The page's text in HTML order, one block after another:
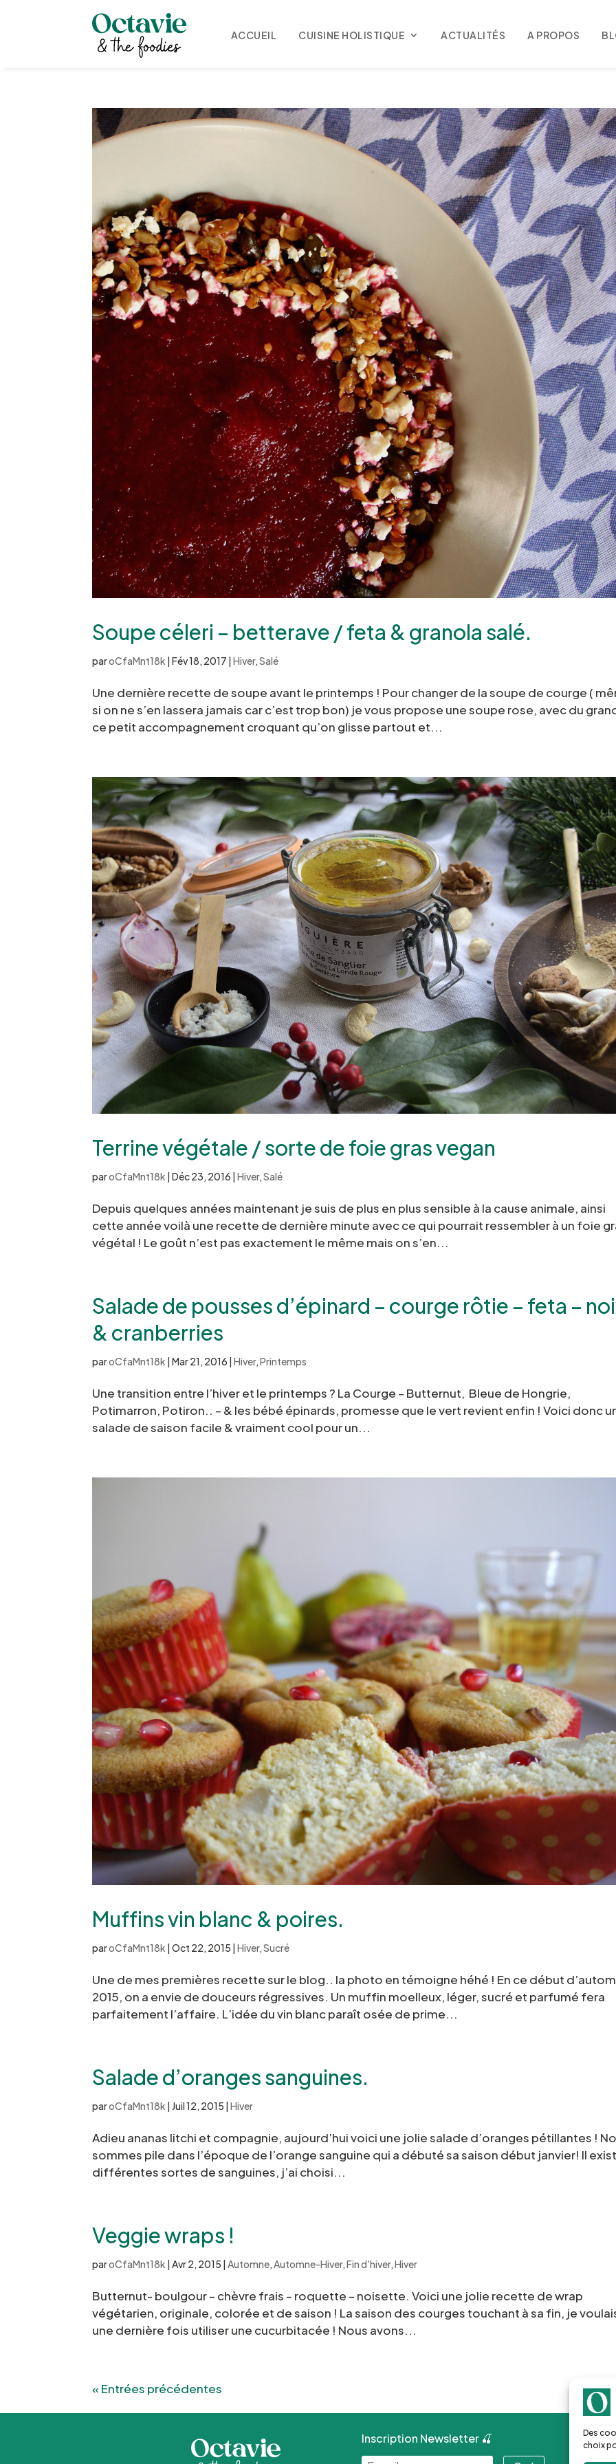
Des
choix
ACCUEIL CUISINE HOLISTIQUE ACTUALITÉS A PROPOS
Soupe céleri – betterave / feta & granola salé.
paroCfaMnt18k |Fév 18, 2017 |Hiver,Salé
Une dernière recette de soupe avant le printemps ! Pour changer de la soupe de courge (
si on ne s’en lassera jamais car c’est trop bon) je vous propose une soupe rose, avec du
ce petit accompagnement croquant qu’on glisse partout et...
Terrine végétale / sorte de foie gras vegan
paroCfaMnt18k |Déc 23, 2016 |Hiver,Salé
Depuis quelques années maintenant je suis de plus en plus sensible à la cause animale, ainsi
cette année voilà une recette de dernière minute avec ce qui pourrait ressembler à un foie
végétal ! Le goût n’est pas exactement le même mais on s’en...
Salade de pousses d’épinard – courge rôtie – feta –
& cranberries
paroCfaMnt18k |Mar 21, 2016 |Hiver,Printemps
Une transition entre l’hiver et le printemps ? La Courge – Butternut, Bleue de Hongrie,
Potimarron, Potiron.. – & les bébé épinards, promesse que le vert revient enfin ! Voici donc
salade de saison facile & vraiment cool pour un...
Muffins vin blanc & poires.
paroCfaMnt18k |Oct 22, 2015 |Hiver,Sucré
Une de mes premières recette sur le blog.. la photo en témoigne héhé ! En ce début
2015, on a envie de douceurs régressives. Un muffin moelleux, léger, sucré et parfumé fera
parfaitement l’affaire. L’idée du vin blanc paraît osée de prime...
Salade d’oranges sanguines.
paroCfaMnt18k Juil 12, 2015 |Hiver
Adieu ananas litchi et compagnie, aujourd’hui voici une jolie salade d’oranges pétillantes !
sommes pile dans l’époque de l’orange sanguine qui a débuté sa saison début janvier! Il
différentes sortes de sanguines, j’ai choisi...
Veggie wraps !
paroCfaMnt18k |Avr 2, 2015 |Automne,Automne-Hiver,Fin d'hiver,Hiver
Butternut- boulgour – chèvre frais – roquette – noisette. Voici une jolie recette de wrap
végétarien, originale, colorée et de saison ! La saison des courges touchant à sa fin, je
une dernière fois utiliser une cucurbitacée ! Nous avons...
« Entrées précédentes
Inscription Newsletter 🍒